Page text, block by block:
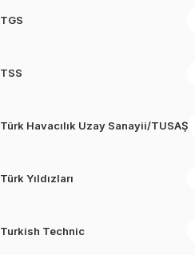
TGS
TSS
Türk Havacılık Uzay Sanayii/TUSAŞ
Türk Yıldızları
Turkish Technic